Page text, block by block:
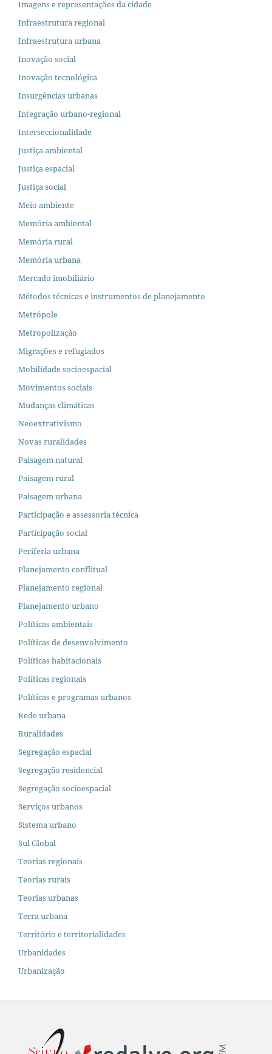
Imagens e representações da cidade
Infraestrutura regional
Infraestrutura urbana
Inovação social
Inovação tecnológica
Insurgências urbanas
Integração urbano-regional
Interseccionalidade
Justiça ambiental
Justiça espacial
Justiça social
Meio ambiente
Memória ambiental
Memória rural
Memória urbana
Mercado imobiliário
Métodos técnicas e instrumentos de planejamento
Metrópole
Metropolização
Migrações e refugiados
Mobilidade socioespacial
Movimentos sociais
Mudanças climáticas
Neoextrativismo
Novas ruralidades
Paisagem natural
Paisagem rural
Paisagem urbana
Participação e assessoria técnica
Participação social
Periferia urbana
Planejamento conflitual
Planejamento regional
Planejamento urbano
Políticas ambientais
Políticas de desenvolvimento
Políticas habitacionais
Políticas regionais
Políticas e programas urbanos
Rede urbana
Ruralidades
Segregação espacial
Segregação residencial
Segregação socioespacial
Serviços urbanos
Sistema urbano
Sul Global
Teorias regionais
Teorias rurais
Teorias urbanas
Terra urbana
Território e territorialidades
Urbanidades
Urbanização